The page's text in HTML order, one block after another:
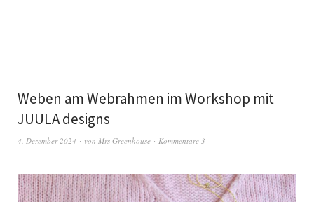
Weben am Webrahmen im Workshop mit
JUULA designs
4. Dezember 2024 von Mrs Greenhouse Kommentare 3